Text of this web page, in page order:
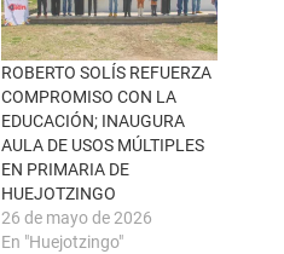
ROBERTO SOLÍS REFUERZA
COMPROMISO CON LA
EDUCACIÓN; INAUGURA
AULA DE USOS MÚLTIPLES
EN PRIMARIA DE
HUEJOTZINGO
26 de mayo de 2026
En "Huejotzingo"